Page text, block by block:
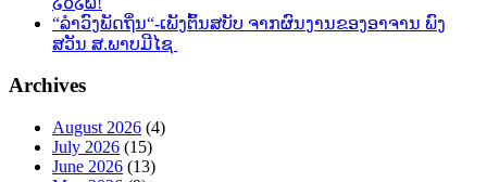
“ລຳວົງພັດຖິ່ນ“-ເພັງຕົ້ນສບັບ ຈາກຜົນງານຂອງອາຈານ ພົງ
ສວັນ ສ.ພາບມີໄຊ
Archives
August 2026 (4)
July 2026 (15)
June 2026 (13)